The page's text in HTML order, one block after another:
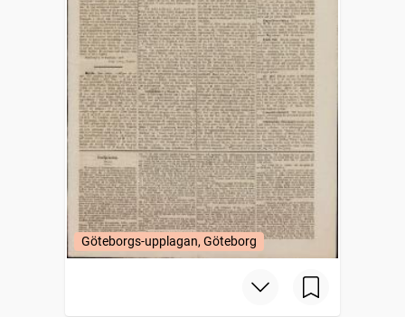
Göteborgs-upplagan, Göteborg